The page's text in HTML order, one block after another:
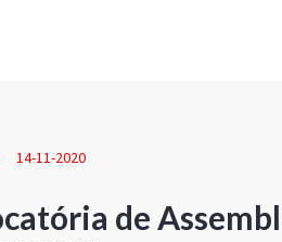
14-11-2020
de